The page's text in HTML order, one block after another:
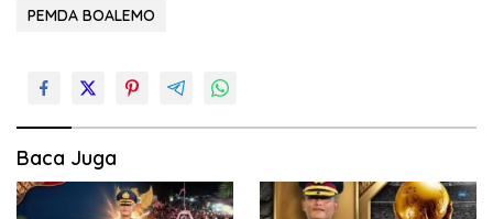
PEMDA BOALEMO
Baca Juga